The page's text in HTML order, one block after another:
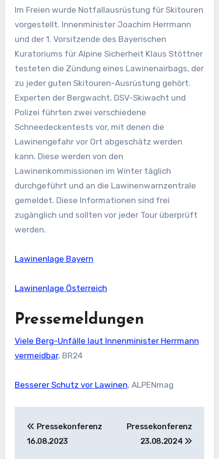
Im Freien wurde Notfallausrüstung für Skitouren
vorgestellt. Innenminister Joachim Herrmann
und der 1. Vorsitzende des Bayerischen
Kuratoriums für Alpine Sicherheit Klaus Stöttner
testeten die Zündung eines Lawinenairbags, der
zu jeder guten Skitouren-Ausrüstung gehört.
Experten der Bergwacht, DSV-Skiwacht und
Polizei führten zwei verschiedene
Schneedeckentests vor, mit denen die
Lawinengefahr vor Ort abgeschätz werden
kann. Diese werden von den
Lawinenkommissionen im Winter täglich
durchgeführt und an die Lawinenwarnzentrale
gemeldet. Diese Informationen sind frei
zugänglich und sollten vor jeder Tour überprüft
werden.
Lawinenlage Bayern
Lawinenlage Österreich
Pressemeldungen
Viele Berg-Unfälle laut Innenminister Herrmann
vermeidbar, BR24
Besserer Schutz vor Lawinen, ALPENmag
Pressekonferenz
16.08.2023
Pressekonferenz
23.08.2024